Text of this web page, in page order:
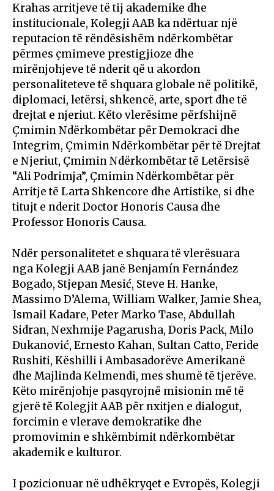
Krahas arritjeve të tij akademike dhe
institucionale, Kolegji AAB ka ndërtuar një
reputacion të rëndësishëm ndërkombëtar
përmes çmimeve prestigjioze dhe
mirënjohjeve të nderit që u akordon
personaliteteve të shquara globale në politikë,
diplomaci, letërsi, shkencë, arte, sport dhe të
drejtat e njeriut. Këto vlerësime përfshijnë
Çmimin Ndërkombëtar për Demokraci dhe
Integrim, Çmimin Ndërkombëtar për të Drejtat
e Njeriut, Çmimin Ndërkombëtar të Letërsisë
“Ali Podrimja”, Çmimin Ndërkombëtar për
Arritje të Larta Shkencore dhe Artistike, si dhe
titujt e nderit Doctor Honoris Causa dhe
Professor Honoris Causa.
Ndër personalitetet e shquara të vlerësuara
nga Kolegji AAB janë Benjamín Fernández
Bogado, Stjepan Mesić, Steve H. Hanke,
Massimo D’Alema, William Walker, Jamie Shea,
Ismail Kadare, Peter Marko Tase, Abdullah
Sidran, Nexhmije Pagarusha, Doris Pack, Milo
Đukanović, Ernesto Kahan, Sultan Catto, Feride
Rushiti, Këshilli i Ambasadorëve Amerikanë
dhe Majlinda Kelmendi, mes shumë të tjerëve.
Këto mirënjohje pasqyrojnë misionin më të
gjerë të Kolegjit AAB për nxitjen e dialogut,
forcimin e vlerave demokratike dhe
promovimin e shkëmbimit ndërkombëtar
akademik e kulturor.
I pozicionuar në udhëkryqet e Evropës, Kolegji